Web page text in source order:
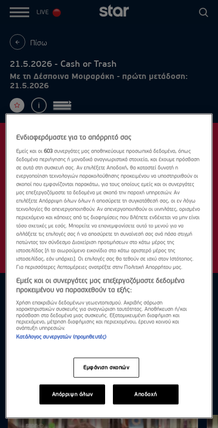
LIVE
Πίσω
21.5.2026 - Cash or Trash
Με τη Δέσποινα Μοιραράκη - πρώτη μετάδοση:
21.5.2026
Μάιος 2026 Δες τα όλα
Ενδιαφερόμαστε για το απόρρητό σας
Εμείς και οι603 συνεργάτες μας αποθηκεύουμε προσωπικά δεδομένα, όπως
δεδομένα περιήγησης ή μοναδικά αναγνωριστικά στοιχεία, και έχουμε πρόσβαση
σε αυτά στη συσκευή σας. Αν επιλέξετε Αποδοχή, θα καταστεί δυνατή η
ενεργοποίηση τεχνολογιών παρακολούθησης προκειμένου να υποστηριχθούν οι
σκοποί που εμφανίζονται παρακάτω, για τους οποίους εμείς και οι συνεργάτες
μας επεξεργαζόμαστε τα δεδομένα με σκοπό την παροχή υπηρεσιών. Αν
επιλέξετε Απόρριψη όλων όλων ή αποσύρετε τη συγκατάθεσή σας, οι εν λόγω
τεχνολογίες θα απενεργοποιηθούν. Αν απενεργοποιηθούν οι ιχνηλάτες, ορισμένο
περιεχόμενο και κάποιες από τις διαφημίσεις που βλέπετε ενδέχεται να μην είναι
τόσο σχετικές με εσάς. Μπορείτε να επανεμφανίσετε αυτό το μενού για να
αλλάξετε τις επιλογές σας ή να αποσύρετε τη συναίνεσή σας ανά πάσα στιγμή
πατώντας τον σύνδεσμο Διαχείριση προτιμήσεων στο κάτω μέρος της
ιστοσελίδας [ή το αιωρούμενο εικονίδιο στο κάτω αριστερό μέρος της
ιστοσελίδας, εάν υπάρχει]. Οι επιλογές σας θα τεθούν σε ισχύ στον Ιστότοπος.
Για περισσότερες λεπτομέρειες ανατρέξτε στην Πολιτική Απορρήτου μας.
Εμείς και οι συνεργάτες μας επεξεργαζόμαστε δεδομένα
προκειμένου να παρασχεθούν τα εξής:
Χρήση επακριβών δεδομένων γεωεντοπισμού. Ακριβής σάρωση
χαρακτηριστικών συσκευής για αναγνώριση ταυτότητας. Αποθήκευση ή/και
πρόσβαση στα δεδομένα μιας συσκευής. Εξατομικευμένη διαφήμιση και
περιεχόμενο, μέτρηση διαφήμισης και περιεχομένου, έρευνα κοινού και
ανάπτυξη υπηρεσιών.
Κατάλογος συνεργατών (προμηθευτές)
Εμφάνιση σκοπών
Απόρριψη όλων Αποδοχή